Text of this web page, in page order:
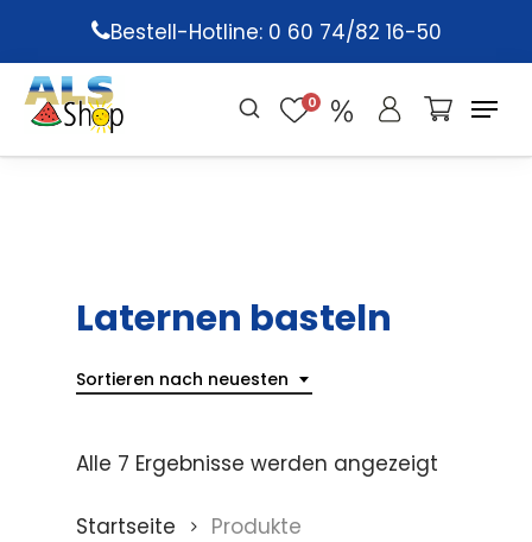
main
content
Bestell-Hotline: 0 60 74/82 16-50
0
Laternen basteln
Sortieren nach neuesten
Alle 7 Ergebnisse werden angezeigt
Startseite
Produkte